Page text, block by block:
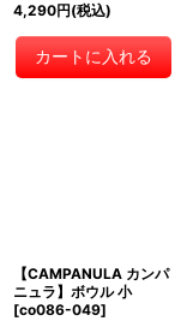
4,290円(税込)
カートに入れる
【CAMPANULA カンパ
ニュラ】ボウル 小
[co086-049]